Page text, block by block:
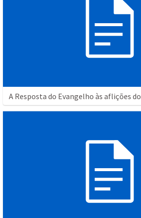
A Resposta do Evangelho às aflições